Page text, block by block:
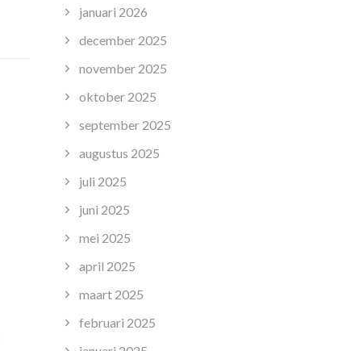
januari 2026
december 2025
november 2025
oktober 2025
september 2025
augustus 2025
juli 2025
juni 2025
mei 2025
april 2025
maart 2025
februari 2025